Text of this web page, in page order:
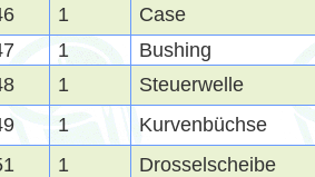
1 Case
1 Bushing
1 Steuerwelle
1 Kurvenbüchse
1 Drosselscheibe